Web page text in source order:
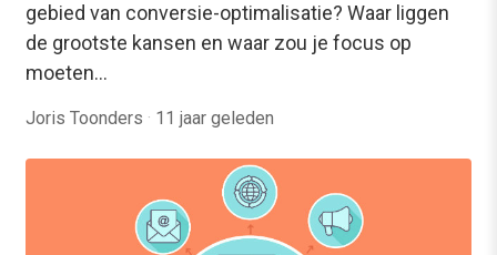
gebied van conversie-optimalisatie? Waar liggen
de grootste kansen en waar zou je focus op
moeten…
Joris Toonders · 11 jaar geleden